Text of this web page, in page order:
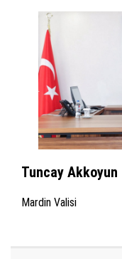
Tuncay Akkoyun
Mardin Valisi